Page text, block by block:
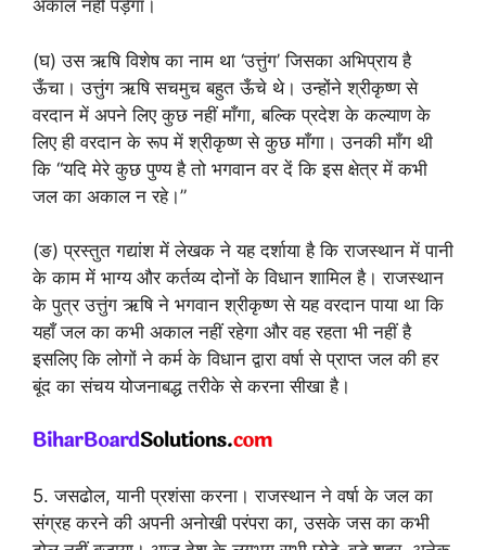
अकाल नहीं पड़ेगा।
(घ) उस ऋषि विशेष का नाम था ‘उत्तुंग’ जिसका अभिप्राय है
ऊँचा। उत्तुंग ऋषि सचमुच बहुत ऊँचे थे। उन्होंने श्रीकृष्ण से
वरदान में अपने लिए कुछ नहीं माँगा, बल्कि प्रदेश के कल्याण के
लिए ही वरदान के रूप में श्रीकृष्ण से कुछ माँगा। उनकी माँग थी
कि “यदि मेरे कुछ पुण्य है तो भगवान वर दें कि इस क्षेत्र में कभी
जल का अकाल न रहे।”
(ङ) प्रस्तुत गद्यांश में लेखक ने यह दर्शाया है कि राजस्थान में पानी
के काम में भाग्य और कर्तव्य दोनों के विधान शामिल है। राजस्थान
के पुत्र उत्तुंग ऋषि ने भगवान श्रीकृष्ण से यह वरदान पाया था कि
यहाँ जल का कभी अकाल नहीं रहेगा और वह रहता भी नहीं है
इसलिए कि लोगों ने कर्म के विधान द्वारा वर्षा से प्राप्त जल की हर
बूंद का संचय योजनाबद्ध तरीके से करना सीखा है।
5. जसढोल, यानी प्रशंसा करना। राजस्थान ने वर्षा के जल का
संग्रह करने की अपनी अनोखी परंपरा का, उसके जस का कभी